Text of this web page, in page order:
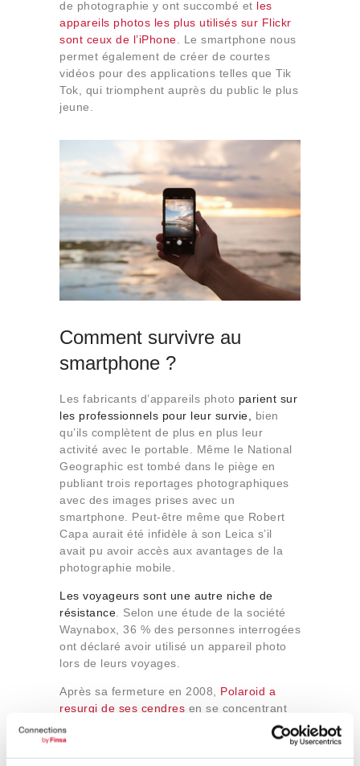
de photographie y ont succombé et les
appareils photos les plus utilisés sur Flickr
sont ceux de l’iPhone . Le smartphone nous
permet également de créer de courtes
vidéos pour des applications telles que Tik
Tok, qui triomphent auprès du public le plus
jeune.
Comment survivre au
smartphone ?
Les fabricants d’appareils photo parient sur
les professionnels pour leur survie,
bien
qu’ils complètent de plus en plus leur
activité avec le portable. Même le National
Geographic est tombé dans le piège en
publiant trois reportages photographiques
avec des images prises avec un
smartphone. Peut-être même que Robert
Capa aurait été infidèle à son Leica s’il
avait pu avoir accès aux avantages de la
photographie mobile.
Les voyageurs sont une autre niche de
résistance . Selon une étude de la société
Waynabox, 36 % des personnes interrogées
ont déclaré avoir utilisé un appareil photo
lors de leurs voyages.
Après sa fermeture en 2008, Polaroid a
resurgi de ses cendres en se concentrant
instantanés
l’image aussitôt après, en concurrence